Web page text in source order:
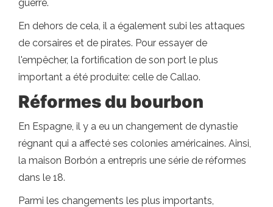
guerre.
En dehors de cela, il a également subi les attaques
de corsaires et de pirates. Pour essayer de
l'empêcher, la fortification de son port le plus
important a été produite: celle de Callao.
Réformes du bourbon
En Espagne, il y a eu un changement de dynastie
régnant qui a affecté ses colonies américaines. Ainsi,
la maison Borbón a entrepris une série de réformes
dans le 18.
Parmi les changements les plus importants,